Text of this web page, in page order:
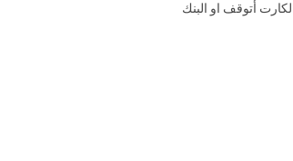
أتوقف او البنك